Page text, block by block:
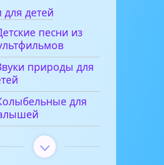
для детей
песни из
природы для
для